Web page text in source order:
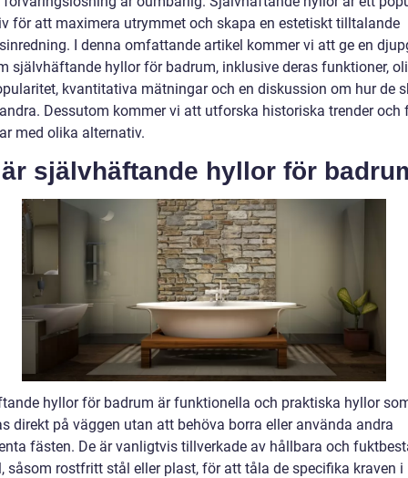
för att maximera utrymmet och skapa en estetiskt tilltalande
I denna omfattande artikel kommer vi att ge en
självhäftande hyllor för badrum, inklusive deras funktioner,
kvantitativa mätningar och en diskussion om hur de
Dessutom kommer vi att utforska historiska trender och
med olika alternativ.
självhäftande hyllor för
hyllor för badrum är funktionella och praktiska hyllor
direkt på väggen utan att behöva borra eller använda andra
fästen. De är vanligtvis tillverkade av hållbara och
såsom rostfritt stål eller plast, för att tåla de specifika kraven i